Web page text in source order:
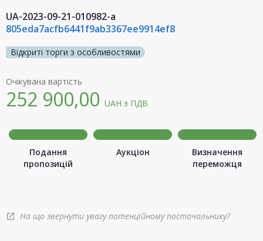
UA-2023-09-21-010982-a
805eda7acfb6441f9ab3367ee9914ef8
Відкриті торги з особливостями
Очікувана вартість
252 900,00 UAH з ПДВ
Подання
пропозицій
Аукціон
Визначення
переможця
open_in_new На що звернути увагу потенційному постачальнику?